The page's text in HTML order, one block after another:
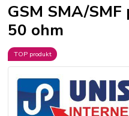
GSM SMA/
50 ohm
TOP produkt